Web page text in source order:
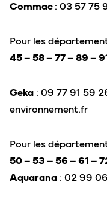
Commac : 03 57 75
Pour les
45 – 58 – 77 – 89 –
Geka : 09 77 91 59
environnement.fr
Pour les
50 – 53 – 56 – 61 –
Aquarana : 02 99